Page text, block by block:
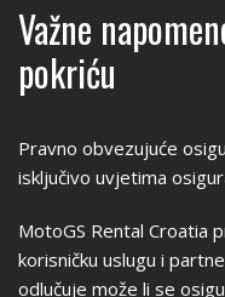
Važne
pokriću
Pravno obvezujuće
isključivo uvjetima
MotoGS Rental Croatia
korisničku uslugu i
odlučuje može li se